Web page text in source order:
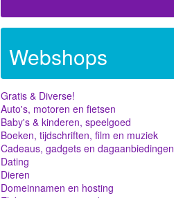
Webshops
Gratis & Diverse!
Auto's, motoren en fietsen
Baby's & kinderen, speelgoed
Boeken, tijdschriften, film en muziek
Cadeaus, gadgets en dagaanbiedingen
Dating
Dieren
Domeinnamen en hosting